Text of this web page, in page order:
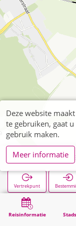
Reisinformatie
Merkstein
Vertrekpunt
Zoekopracht
Deze website
te gebruiken, gaat
gebruik maken.
Meer informatie